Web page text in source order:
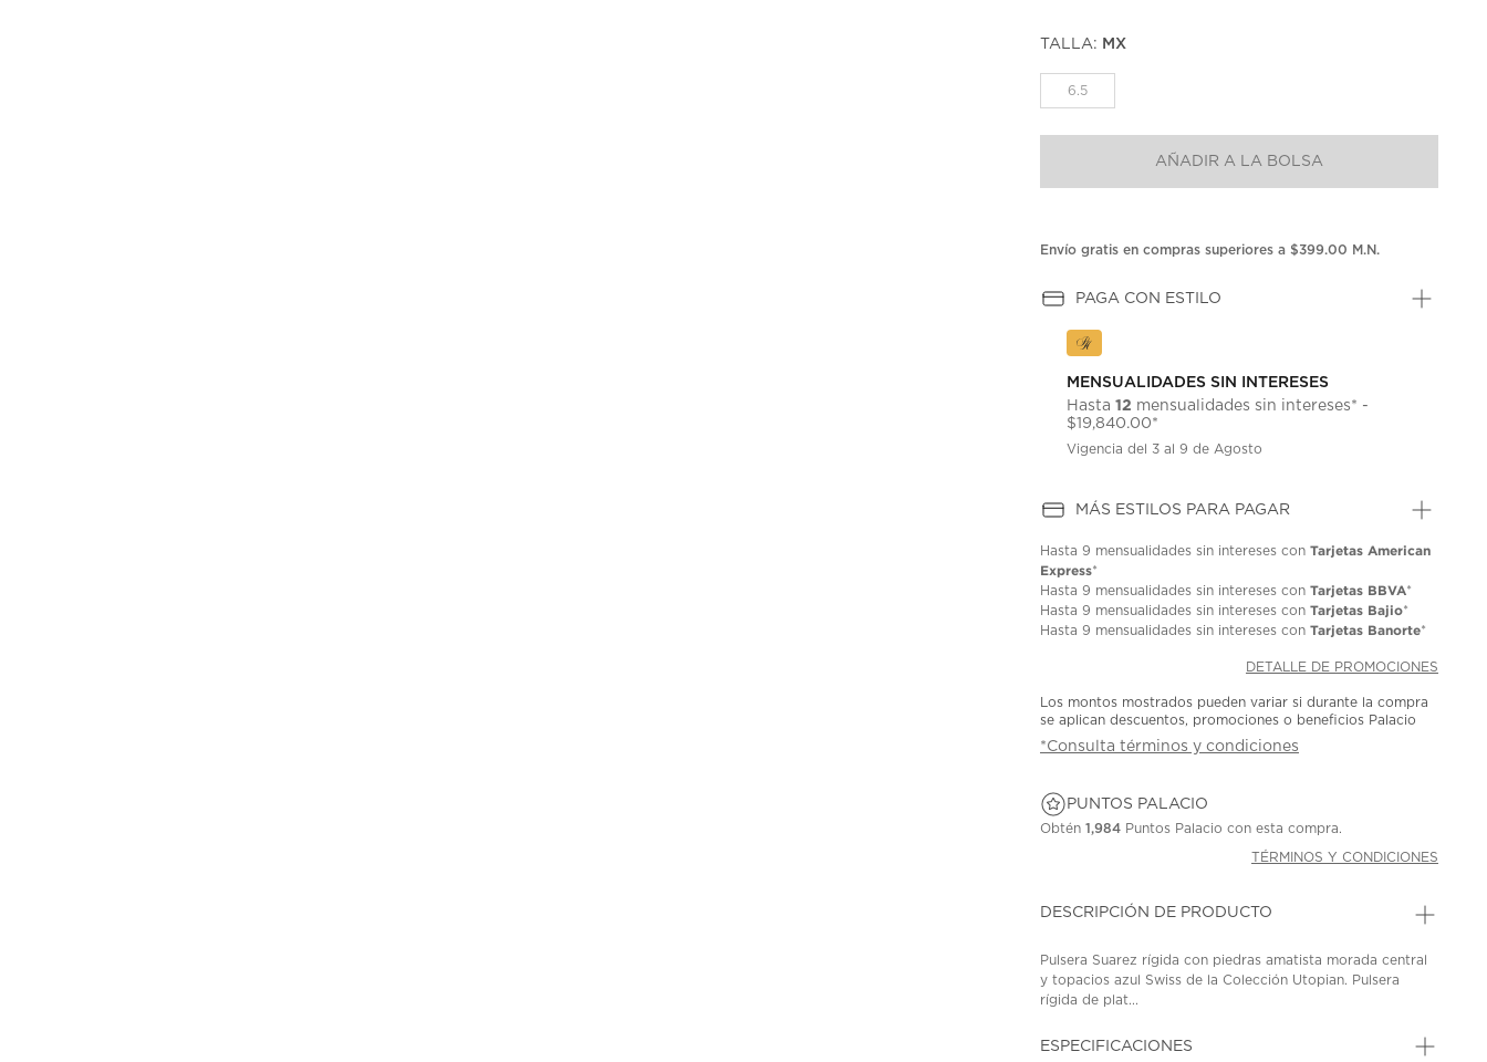
TALLA: MX
6.5
AÑADIR A LA BOLSA
Envío gratis en compras superiores a $399.00 M.N.
PAGA CON ESTILO
MENSUALIDADES SIN INTERESES
Hasta12 mensualidades sin intereses* -
$19,840.00*
Vigencia del 3 al 9 de Agosto
MÁS ESTILOS PARA PAGAR
Hasta9 mensualidades sin intereses conTarjetas American
Express*
Hasta9 mensualidades sin intereses conTarjetas BBVA*
Hasta9 mensualidades sin intereses conTarjetas Bajio*
Hasta9 mensualidades sin intereses conTarjetas Banorte*
DETALLE DE PROMOCIONES
Los montos mostrados pueden variar si durante la compra
se aplican descuentos, promociones o beneficios Palacio
*Consulta términos y condiciones
PUNTOS PALACIO
Obtén1,984 Puntos Palacio con esta compra.
TÉRMINOS Y CONDICIONES
DESCRIPCIÓN DE PRODUCTO
Pulsera Suarez rígida con piedras amatista morada central
y topacios azul Swiss de la Colección Utopian. Pulsera
rígida de plat...
ESPECIFICACIONES